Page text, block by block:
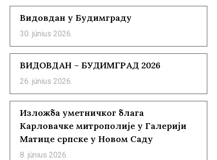
Видовдан у Будимграду
30. június 2026.
ВИДОВДАН – БУДИМГРАД 2026
26. június 2026.
Изложба уметничког блага
Карловачке митрополије у Галерији
Матице српске у Новом Саду
8. június 2026.